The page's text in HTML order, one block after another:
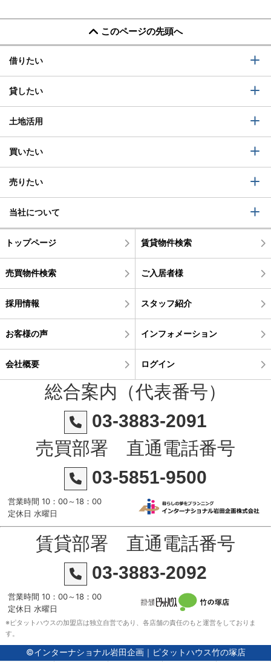
このページの先頭へ
借りたい
貸したい
土地活用
買いたい
売りたい
当社について
トップページ 賃貸物件検索
売買物件検索 ご入居者様
採用情報 スタッフ紹介
お客様の声 インフォメーション
会社概要 ログイン
総合案内（代表番号）
03-3883-2091
売買部署 直通電話番号
03-5851-9500
営業時間 10：00～18：00
定休日 水曜日
賃貸部署 直通電話番号
03-3883-2092
営業時間 10：00～18：00
定休日 水曜日
※ピタットハウスの加盟店は独立自営であり、各店舗の責任のもと運営をしておりま
す。
©インターナショナル岩田企画｜ピタットハウス竹の塚店